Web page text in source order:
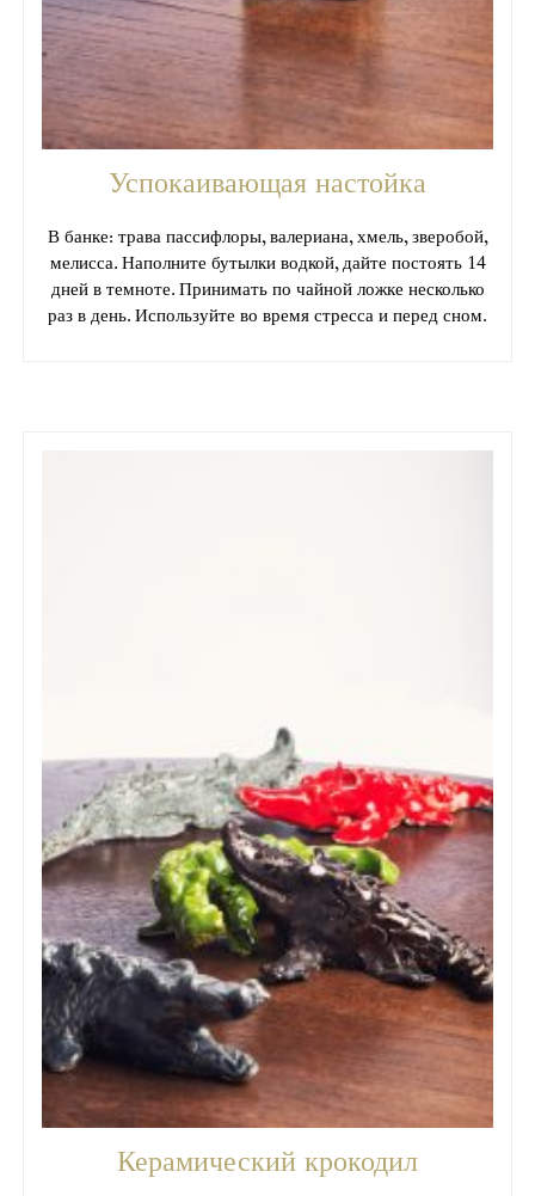
Успокаивающая настойка
В банке: трава пассифлоры, валериана, хмель, зверобой,
мелисса. Наполните бутылки водкой, дайте постоять 14
дней в темноте. Принимать по чайной ложке несколько
раз в день. Используйте во время стресса и перед сном.
Керамический крокодил